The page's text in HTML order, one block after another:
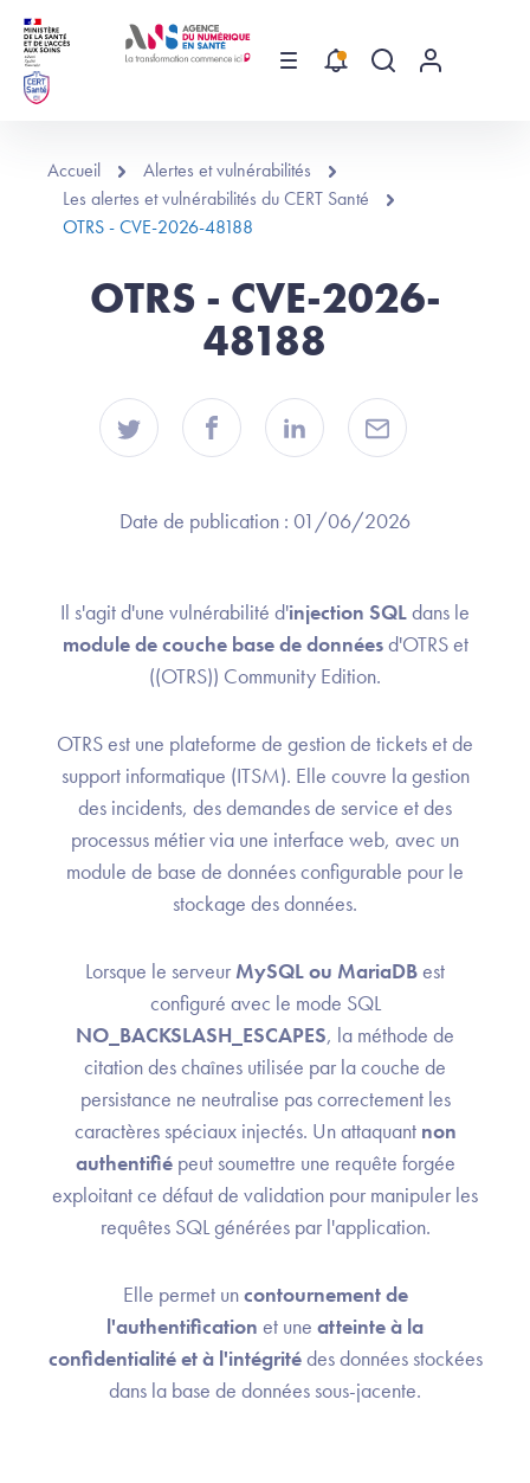
Aller au contenu principal
Menu Recherche
Menu
Accueil
Alertes et vulnérabilités
Les alertes et vulnérabilités du CERT Santé
OTRS - CVE-2026-48188
OTRS - CVE-2026-
48188
Date de publication : 01/06/2026
Il s'agit d'une vulnérabilité d'injection SQLdans le
module de couche base de donnéesd'OTRS et
((OTRS)) Community Edition.
OTRS est une plateforme de gestion de tickets et de
support informatique (ITSM). Elle couvre la gestion
des incidents, des demandes de service et des
processus métier via une interface web, avec un
module de base de données configurable pour le
stockage des données.
Lorsque le serveurMySQL ou MariaDBest
configuré avec le mode SQL
NO_BACKSLASH_ESCAPES, la méthode de
citation des chaînes utilisée par la couche de
persistance ne neutralise pas correctement les
caractères spéciaux injectés. Un attaquant non
authentifiépeut soumettre une requête forgée
exploitant ce défaut de validation pour manipuler les
requêtes SQL générées par l'application.
Elle permet uncontournement de
l'authentification et une atteinte à la
confidentialité et à l'intégritédes données stockées
dans la base de données sous-jacente.